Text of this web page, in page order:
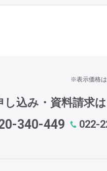
※表示価格
し込み・資料請求
340-449 022-